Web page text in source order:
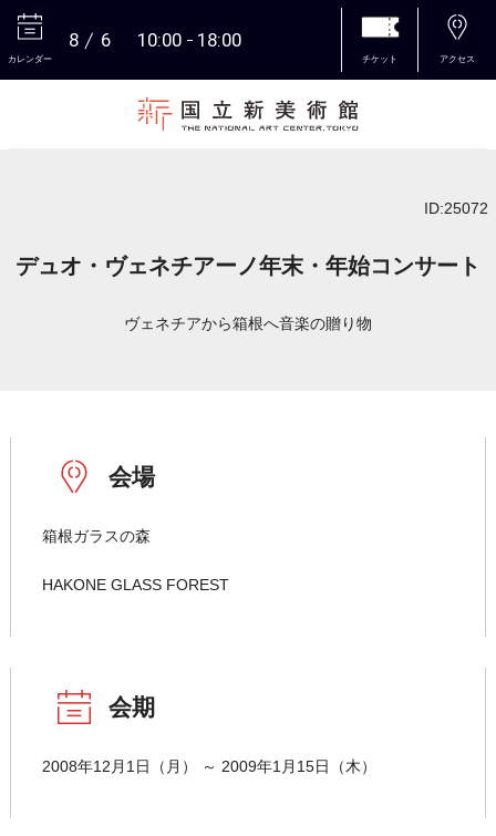
カレンダー
8 6 10:00 18:00
チケット アクセス
ID:25072
デュオ・ヴェネチアーノ年末・年始コンサート
ヴェネチアから箱根へ音楽の贈り物
会場
箱根ガラスの森
HAKONE GLASS FOREST
会期
2008年12月1日（月） ～ 2009年1月15日（木）